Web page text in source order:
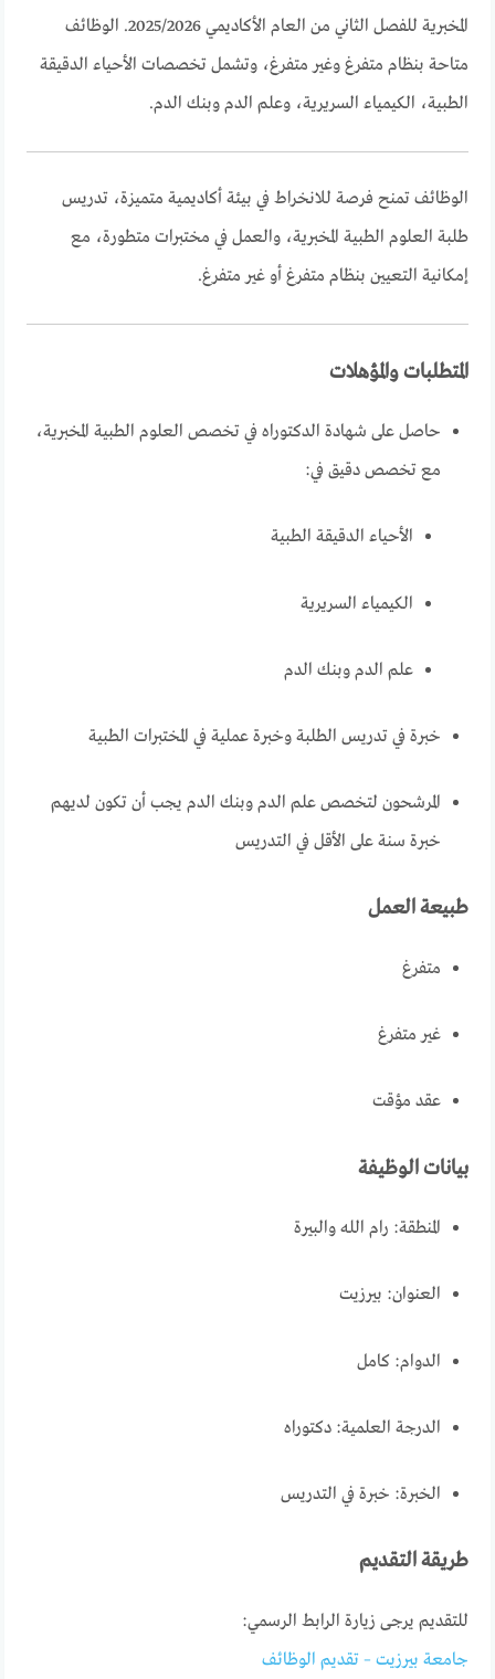
المخبرية للفصل الثاني من العام الأكاديمي 2025/2026. الوظائف
متاحة بنظام متفرغ وغير متفرغ، وتشمل تخصصات الأحياء الدقيقة
الطبية، الكيمياء السريرية، وعلم الدم وبنك الدم.
الوظائف تمنح فرصة للانخراط في بيئة أكاديمية متميزة، تدريس
طلبة العلوم الطبية المخبرية، والعمل في مختبرات متطورة، مع
إمكانية التعيين بنظام متفرغ أو غير متفرغ.
المتطلبات والمؤهلات
حاصل على شهادة الدكتوراه في تخصص العلوم الطبية المخبرية،
مع تخصص دقيق في:
الأحياء الدقيقة الطبية
الكيمياء السريرية
علم الدم وبنك الدم
خبرة في تدريس الطلبة وخبرة عملية في المختبرات الطبية
المرشحون لتخصص علم الدم وبنك الدم يجب أن تكون لديهم
خبرة سنة على الأقل في التدريس
طبيعة العمل
متفرغ
غير متفرغ
عقد مؤقت
بيانات الوظيفة
المنطقة: رام الله والبيرة
العنوان: بيرزيت
الدوام: كامل
الدرجة العلمية: دكتوراه
الخبرة: خبرة في التدريس
طريقة التقديم
للتقديم يرجى زيارة الرابط الرسمي:
جامعة بيرزيت – تقديم الوظائف